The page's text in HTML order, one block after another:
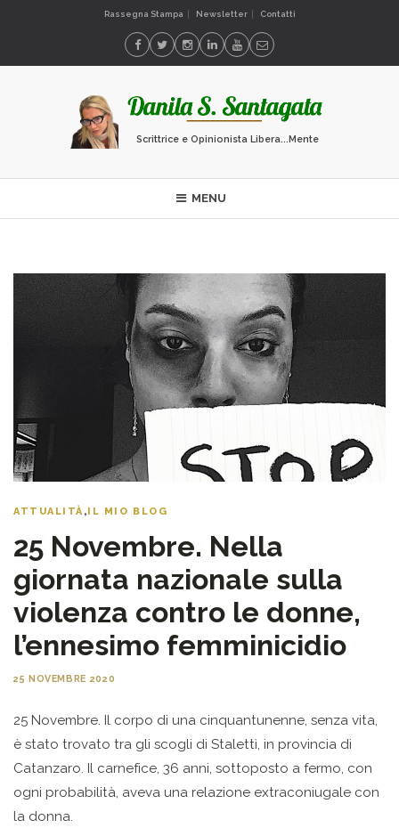
Rassegna Stampa Newsletter Contatti
Scrittrice e Opinionista Libera...Mente
MENU
ATTUALITÀ, IL MIO BLOG
25 Novembre. Nella
giornata nazionale sulla
violenza contro le donne,
l’ennesimo femminicidio
25 NOVEMBRE 2020
25 Novembre. Il corpo di una cinquantunenne, senza vita,
è stato trovato tra gli scogli di Stalettì, in provincia di
Catanzaro. Il carnefice, 36 anni, sottoposto a fermo, con
ogni probabilità, aveva una relazione extraconiugale con
la donna.